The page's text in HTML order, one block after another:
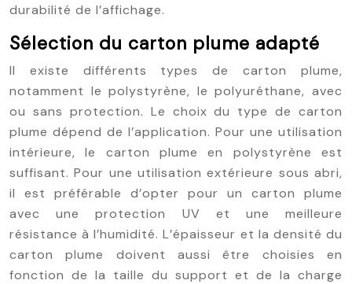
durabilité de l’affichage.
Sélection du carton plume adapté
Il existe différents types de carton plume,
notamment le polystyrène, le polyuréthane, avec
ou sans protection. Le choix du type de carton
plume dépend de l’application. Pour une utilisation
intérieure, le carton plume en polystyrène est
suffisant. Pour une utilisation extérieure sous abri,
il est préférable d’opter pour un carton plume
avec une protection UV et une meilleure
résistance à l’humidité. L’épaisseur et la densité du
carton plume doivent aussi être choisies en
fonction de la taille du support et de la charge